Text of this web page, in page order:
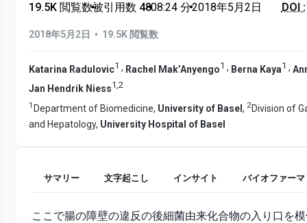
19.5K 閲覧数•被引用数 48•08:24 分•2018年5月2日 DOI :
2018年5月2日 • 19.5K 閲覧数
Katarina Radulovic1 , Rachel Mak’Anyengo1 , Berna Kaya1 ,
Jan Hendrik Niess1 2
1 Department of Biomedicine, University of Basel , 2Division of
and Hepatology, University Hospital of Basel
サマリー 文字起こし インサイト バイオファー
ここで腸の障壁の違反の後細菌由来化合物の入り口を